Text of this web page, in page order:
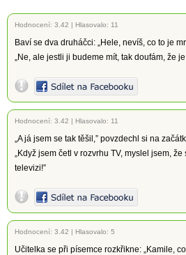
Hodnocení: 3.42 | Hlasovalo: 11
Baví se dva druháčci: „Hele, nevíš, co to je
„Ne, ale jestli ji budeme mít, tak doufám, že
Hodnocení: 3.42 | Hlasovalo: 11
„A já jsem se tak těšil,” povzdechl si na
„Když jsem četl v rozvrhu TV, myslel jsem,
televizi!”
Hodnocení: 3.42 | Hlasovalo: 5
Učitelka se při písemce rozkřikne: „Kamile,